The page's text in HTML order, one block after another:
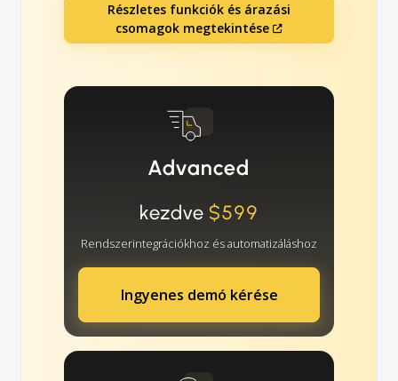
Részletes funkciók és árazási
csomagok megtekintése
Advanced
kezdve$599
Rendszerintegrációkhoz és automatizáláshoz
Ingyenes demó kérése